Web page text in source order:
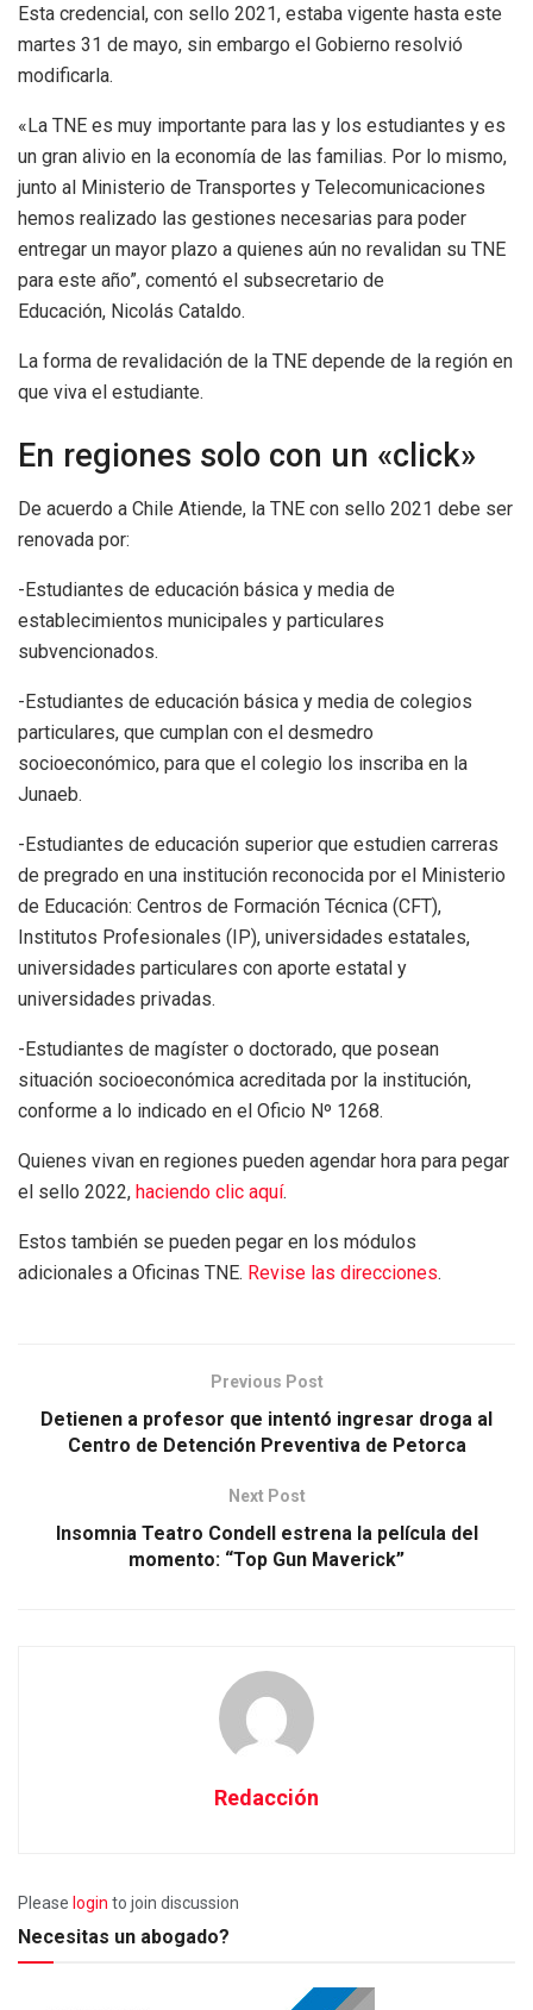
Esta credencial, con sello 2021, estaba vigente hasta este
martes 31 de mayo, sin embargo el Gobierno resolvió
modificarla.
«La TNE es muy importante para las y los estudiantes y es
un gran alivio en la economía de las familias. Por lo mismo,
junto al Ministerio de Transportes y Telecomunicaciones
hemos realizado las gestiones necesarias para poder
entregar un mayor plazo a quienes aún no revalidan su TNE
para este año”, comentó el subsecretario de
Educación, Nicolás Cataldo.
La forma de revalidación de la TNE depende de la región en
que viva el estudiante.
En regiones solo con un «click»
De acuerdo a Chile Atiende, la TNE con sello 2021 debe ser
renovada por:
-Estudiantes de educación básica y media de
establecimientos municipales y particulares
subvencionados.
-Estudiantes de educación básica y media de colegios
particulares, que cumplan con el desmedro
socioeconómico, para que el colegio los inscriba en la
Junaeb.
-Estudiantes de educación superior que estudien carreras
de pregrado en una institución reconocida por el Ministerio
de Educación: Centros de Formación Técnica (CFT),
Institutos Profesionales (IP), universidades estatales,
universidades particulares con aporte estatal y
universidades privadas.
-Estudiantes de magíster o doctorado, que posean
situación socioeconómica acreditada por la institución,
conforme a lo indicado en el Oficio Nº 1268.
Quienes vivan en regiones pueden agendar hora para pegar
el sello 2022, haciendo clic aquí.
Estos también se pueden pegar en los módulos
adicionales a Oficinas TNE. Revise las direcciones.
Previous Post
Detienen a profesor que intentó ingresar droga al
Centro de Detención Preventiva de Petorca
Next Post
Insomnia Teatro Condell estrena la película del
momento: “Top Gun Maverick”
Redacción
Please login to join discussion
Necesitas un abogado?